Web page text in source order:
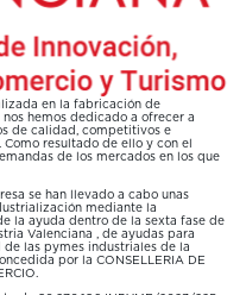
en la fabricación de
hemos dedicado a ofrecer a
de calidad, competitivos e
resultado de ello y con el
de los mercados en los que
se han llevado a cabo unas
mediante la
la ayuda dentro de la sexta fase de
Valenciana , de ayudas para
las pymes industriales de la
por la CONSELLERIA DE